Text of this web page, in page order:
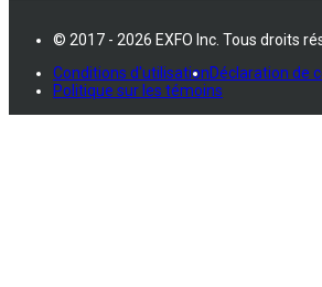
© 2017 - 2026 EXFO Inc. Tous droits
Conditions d'utilisationDéclaration de
Politique sur les témoins